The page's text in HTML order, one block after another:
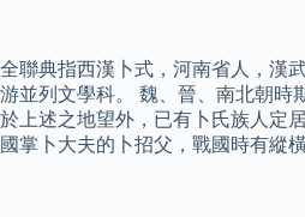
全聯典指西漢卜式，河南省人，漢
游並列文學科。 魏、晉、南北朝時
於上述之地望外，已有卜氏族人定
國掌卜大夫的卜招父，戰國時有縱橫